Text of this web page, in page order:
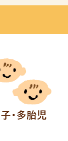
・多胎児